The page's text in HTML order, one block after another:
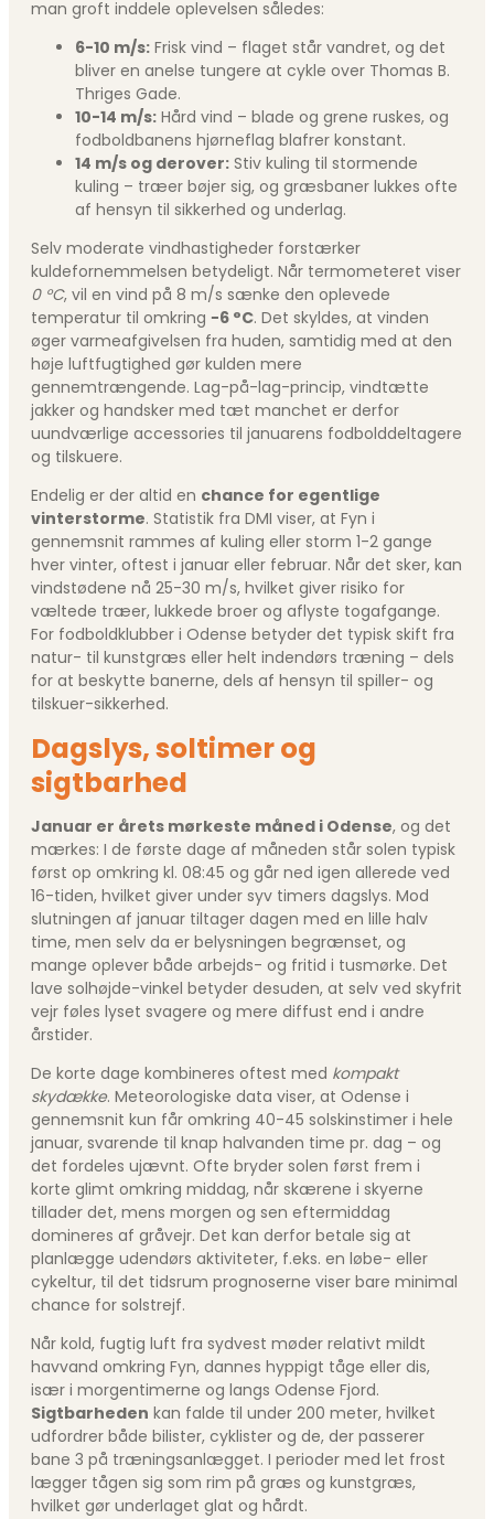
man groft inddele oplevelsen således:
6-10 m/s: Frisk vind – flaget står vandret, og det
bliver en anelse tungere at cykle over Thomas B.
Thriges Gade.
10-14 m/s: Hård vind – blade og grene ruskes, og
fodboldbanens hjørneflag blafrer konstant.
14 m/s og derover: Stiv kuling til stormende
kuling – træer bøjer sig, og græsbaner lukkes ofte
af hensyn til sikkerhed og underlag.
Selv moderate vindhastigheder forstærker
kuldefornemmelsen betydeligt. Når termometeret viser
0 °C, vil en vind på 8 m/s sænke den oplevede
temperatur til omkring −6 °C. Det skyldes, at vinden
øger varmeafgivelsen fra huden, samtidig med at den
høje luftfugtighed gør kulden mere
gennemtrængende. Lag-på-lag-princip, vindtætte
jakker og handsker med tæt manchet er derfor
uundværlige accessories til januarens fodbolddeltagere
og tilskuere.
Endelig er der altid en chance for egentlige
vinterstorme. Statistik fra DMI viser, at Fyn i
gennemsnit rammes af kuling eller storm 1-2 gange
hver vinter, oftest i januar eller februar. Når det sker, kan
vindstødene nå 25-30 m/s, hvilket giver risiko for
væltede træer, lukkede broer og aflyste togafgange.
For fodboldklubber i Odense betyder det typisk skift fra
natur- til kunstgræs eller helt indendørs træning – dels
for at beskytte banerne, dels af hensyn til spiller- og
tilskuer-sikkerhed.
Dagslys, soltimer og
sigtbarhed
Januar er årets mørkeste måned i Odense, og det
mærkes: I de første dage af måneden står solen typisk
først op omkring kl. 08:45 og går ned igen allerede ved
16-tiden, hvilket giver under syv timers dagslys. Mod
slutningen af januar tiltager dagen med en lille halv
time, men selv da er belysningen begrænset, og
mange oplever både arbejds- og fritid i tusmørke. Det
lave solhøjde-vinkel betyder desuden, at selv ved skyfrit
vejr føles lyset svagere og mere diffust end i andre
årstider.
De korte dage kombineres oftest med kompakt
skydække. Meteorologiske data viser, at Odense i
gennemsnit kun får omkring 40-45 solskinstimer i hele
januar, svarende til knap halvanden time pr. dag – og
det fordeles ujævnt. Ofte bryder solen først frem i
korte glimt omkring middag, når skærene i skyerne
tillader det, mens morgen og sen eftermiddag
domineres af gråvejr. Det kan derfor betale sig at
planlægge udendørs aktiviteter, f.eks. en løbe- eller
cykeltur, til det tidsrum prognoserne viser bare minimal
chance for solstrejf.
Når kold, fugtig luft fra sydvest møder relativt mildt
havvand omkring Fyn, dannes hyppigt tåge eller dis,
især i morgentimerne og langs Odense Fjord.
Sigtbarheden kan falde til under 200 meter, hvilket
udfordrer både bilister, cyklister og de, der passerer
bane 3 på træningsanlægget. I perioder med let frost
lægger tågen sig som rim på græs og kunstgræs,
hvilket gør underlaget glat og hårdt.